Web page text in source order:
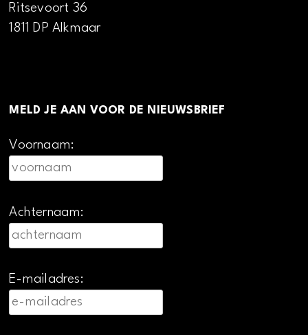
Ritsevoort 36
1811 DP Alkmaar
MELD JE AAN VOOR DE NIEUWSBRIEF
Voornaam:
Achternaam:
E-mailadres: